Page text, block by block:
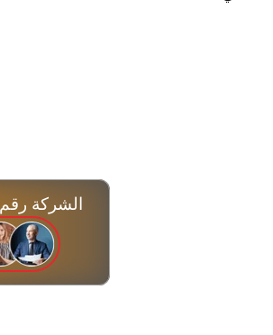
الشركة رقم 1 صيانة الأجهزة في مصر